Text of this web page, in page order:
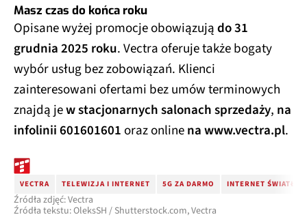
Masz czas do końca roku
Opisane wyżej promocje obowiązujądo 31
grudnia 2025 roku. Vectra oferuje także bogaty
wybór usług bez zobowiązań. Klienci
zainteresowani ofertami bez umów terminowych
znajdą jew stacjonarnych salonach sprzedaży, na
infolinii 601601601oraz onlinena www.vectra.pl.
VECTRA TELEWIZJA I INTERNET 5G ZA DARMO INTERNET
Źródła zdjęć: Vectra
Źródła tekstu: OleksSH / Shutterstock.com, Vectra